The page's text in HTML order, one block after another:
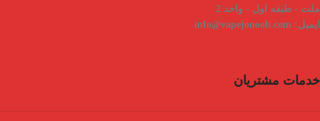
ملت - طبقه اول - واحد 2
ایمیل:
خدمات مشتریان